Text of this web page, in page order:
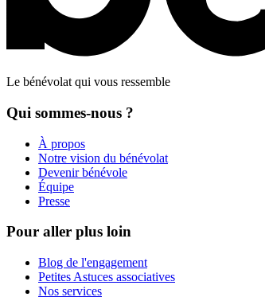
Le bénévolat qui vous ressemble
Qui sommes-nous ?
À propos
Notre vision du bénévolat
Devenir bénévole
Équipe
Presse
Pour aller plus loin
Blog de l'engagement
Petites Astuces associatives
Nos services